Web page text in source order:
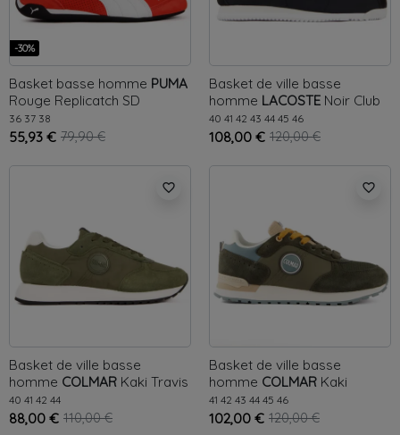
-30%
Basket basse homme PUMA
Rouge Replicatch SD
36 37 38
55,93 € 79,90 €
Basket de ville basse
homme LACOSTE Noir Club
40 41 42 43 44 45 46
108,00 € 120,00 €
favorite_border
Basket de ville basse
homme COLMAR Kaki Travis
One
40 41 42 44
88,00 € 110,00 €
favorite_border
Basket de ville basse
homme COLMAR Kaki
Original travis block
41 42 43 44 45 46
102,00 € 120,00 €